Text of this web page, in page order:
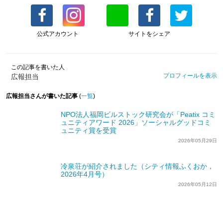
公式アカウント サイトをシェア
この記事を書いた人
広報担当 プロフィールを表示
広報担当さんが書いた記事 (一覧)
NPO法人福岡ビルストック研究会が「Peatix コミ
ュニティアワード 2026」ソーシャルグッドコミ
ュニティ賞を受賞
2026年05月29日
冷泉荘が紹介されました（シティ情報ふくおか，
2026年4月号）
2026年05月12日